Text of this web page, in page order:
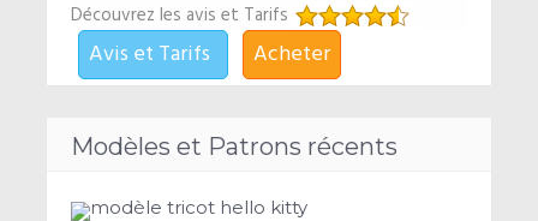
Découvrez les avis et Tarifs
Acheter
Avis et Tarifs
Modèles et Patrons récents
modèle tricot hello kitty